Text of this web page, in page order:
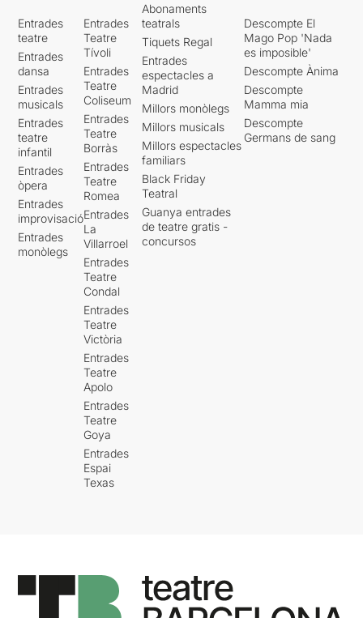
Entrades
teatre
Entrades
dansa
Entrades
musicals
Entrades
teatre
infantil
Entrades
òpera
Entrades
improvisació
Entrades
monòlegs
Entrades
Teatre
Tívoli
Entrades
Teatre
Coliseum
Entrades
Teatre
Borràs
Entrades
Teatre
Romea
Entrades
La
Villarroel
Entrades
Teatre
Condal
Entrades
Teatre
Victòria
Entrades
Teatre
Apolo
Entrades
Teatre
Goya
Entrades
Espai
Texas
Abonaments
teatrals
Tiquets Regal
Entrades
espectacles a
Madrid
Millors monòlegs
Millors musicals
Millors espectacles
familiars
Black Friday
Teatral
Guanya entrades
de teatre gratis -
concursos
Descompte El
Mago Pop 'Nada
es imposible'
Descompte Ànima
Descompte
Mamma mia
Descompte
Germans de sang